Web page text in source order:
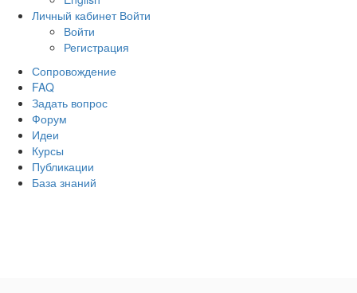
Личный кабинет Войти
Войти
Регистрация
Сопровождение
FAQ
Задать вопрос
Форум
Идеи
Курсы
Публикации
База знаний